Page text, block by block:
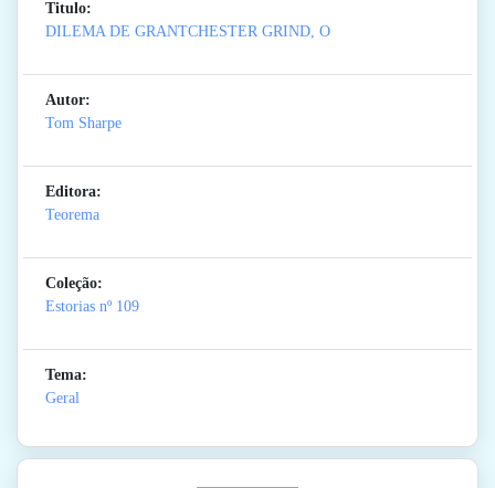
Titulo:
DILEMA DE GRANTCHESTER GRIND, O
Autor:
Tom Sharpe
Editora:
Teorema
Coleção:
Estorias nº 109
Tema:
Geral